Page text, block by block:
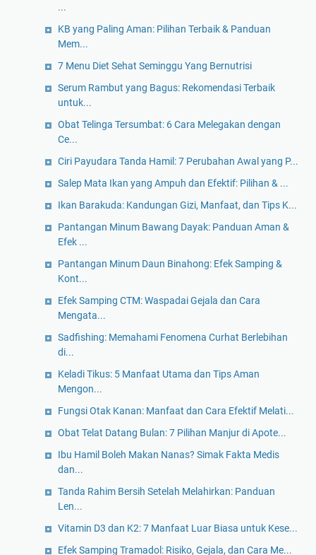
...
KB yang Paling Aman: Pilihan Terbaik & Panduan
Mem...
7 Menu Diet Sehat Seminggu Yang Bernutrisi
Serum Rambut yang Bagus: Rekomendasi Terbaik
untuk...
Obat Telinga Tersumbat: 6 Cara Melegakan dengan
Ce...
Ciri Payudara Tanda Hamil: 7 Perubahan Awal yang P...
Salep Mata Ikan yang Ampuh dan Efektif: Pilihan & ...
Ikan Barakuda: Kandungan Gizi, Manfaat, dan Tips K...
Pantangan Minum Bawang Dayak: Panduan Aman &
Efek ...
Pantangan Minum Daun Binahong: Efek Samping &
Kont...
Efek Samping CTM: Waspadai Gejala dan Cara
Mengata...
Sadfishing: Memahami Fenomena Curhat Berlebihan
di...
Keladi Tikus: 5 Manfaat Utama dan Tips Aman
Mengon...
Fungsi Otak Kanan: Manfaat dan Cara Efektif Melati...
Obat Telat Datang Bulan: 7 Pilihan Manjur di Apote...
Ibu Hamil Boleh Makan Nanas? Simak Fakta Medis
dan...
Tanda Rahim Bersih Setelah Melahirkan: Panduan
Len...
Vitamin D3 dan K2: 7 Manfaat Luar Biasa untuk Kese...
Efek Samping Tramadol: Risiko, Gejala, dan Cara Me...